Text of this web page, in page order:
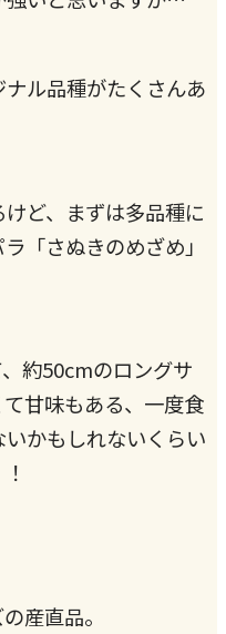
ル品種がたくさんあ
ど、まずは多品種に
「さぬきのめざめ」
約50cmのロングサ
甘味もある、一度食
かもしれないくらい
産直品。